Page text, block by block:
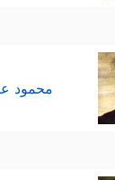
محمود